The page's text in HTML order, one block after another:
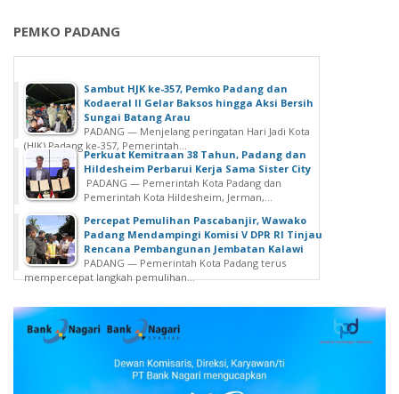
PEMKO PADANG
Sambut HJK ke-357, Pemko Padang dan
Kodaeral II Gelar Baksos hingga Aksi Bersih
Sungai Batang Arau
PADANG — Menjelang peringatan Hari Jadi Kota
(HJK) Padang ke-357, Pemerintah...
Perkuat Kemitraan 38 Tahun, Padang dan
Hildesheim Perbarui Kerja Sama Sister City
PADANG — Pemerintah Kota Padang dan
Pemerintah Kota Hildesheim, Jerman,...
Percepat Pemulihan Pascabanjir, Wawako
Padang Mendampingi Komisi V DPR RI Tinjau
Rencana Pembangunan Jembatan Kalawi
PADANG — Pemerintah Kota Padang terus
mempercepat langkah pemulihan...